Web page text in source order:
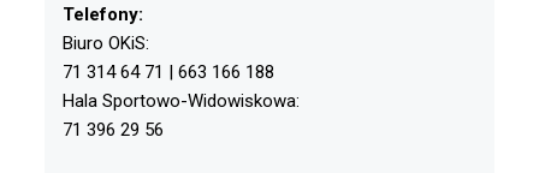
Telefony:
Biuro OKiS:
71 314 64 71 | 663 166 188
Hala Sportowo-Widowiskowa:
71 396 29 56